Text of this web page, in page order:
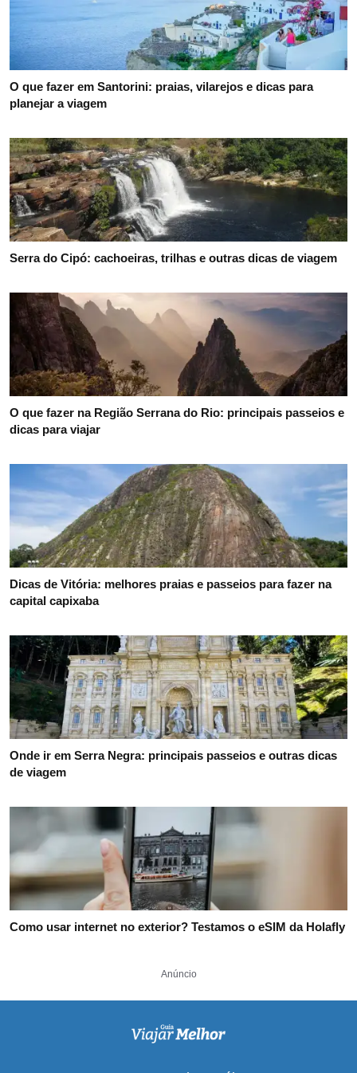
O que fazer em Santorini: praias, vilarejos e dicas para
planejar a viagem
Serra do Cipó: cachoeiras, trilhas e outras dicas de viagem
O que fazer na Região Serrana do Rio: principais passeios e
dicas para viajar
Dicas de Vitória: melhores praias e passeios para fazer na
capital capixaba
Onde ir em Serra Negra: principais passeios e outras dicas
de viagem
Como usar internet no exterior? Testamos o eSIM da Holafly
Anúncio